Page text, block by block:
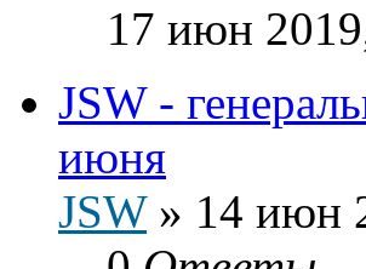
17 июн
JSW -
июня
JSW» 14 июн